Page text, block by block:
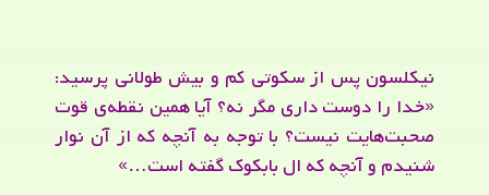
نیکلسون پس از سکوتی کم و بیش طولانی پرسید:
«خدا را دوست داری مگر نه؟ آیا همین نقطه‌ی قوت
صحبت‌هایت نیست؟ با توجه به آنچه که از آن نوار
شنیدم و آنچه که ال بابکوک گفته است…»